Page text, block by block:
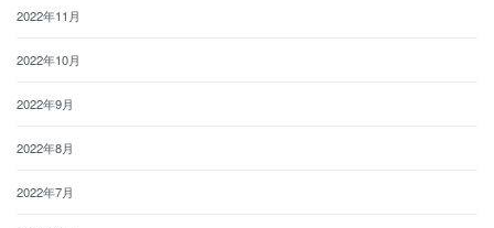
2022年11月
2022年10月
2022年9月
2022年8月
2022年7月